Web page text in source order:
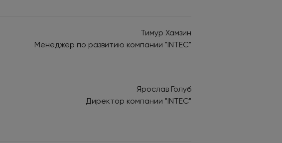
Тимур Хамзин
Менеджер по развитию компании "INTEC"
Ярослав Голуб
Директор компании "INTEC"